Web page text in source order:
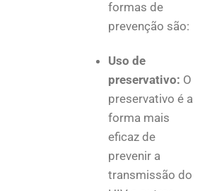
formas de
prevenção são:
Uso de
preservativo: O
preservativo é a
forma mais
eficaz de
prevenir a
transmissão do